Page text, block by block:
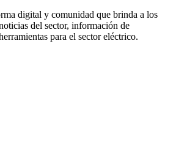
digital y comunidad que brinda a los
del sector, información de
para el sector eléctrico.